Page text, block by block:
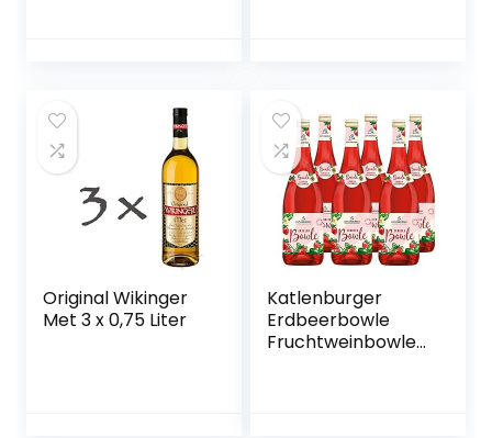
Original Wikinger
Met 3 x 0,75 Liter
Katlenburger
Erdbeerbowle
Fruchtweinbowle